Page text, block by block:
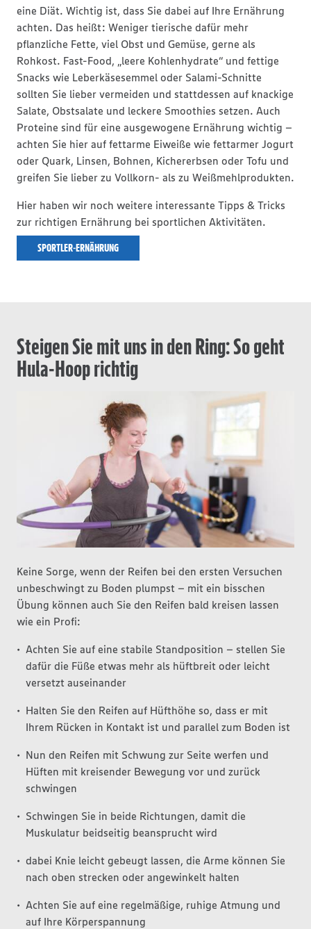
eine Diät. Wichtig ist, dass Sie dabei auf Ihre Ernährung
achten. Das heißt: Weniger tierische dafür mehr
pflanzliche Fette, viel Obst und Gemüse, gerne als
Rohkost. Fast-Food, „leere Kohlenhydrate“ und fettige
Snacks wie Leberkäsesemmel oder Salami-Schnitte
sollten Sie lieber vermeiden und stattdessen auf knackige
Salate, Obstsalate und leckere Smoothies setzen. Auch
Proteine sind für eine ausgewogene Ernährung wichtig –
achten Sie hier auf fettarme Eiweiße wie fettarmer Jogurt
oder Quark, Linsen, Bohnen, Kichererbsen oder Tofu und
greifen Sie lieber zu Vollkorn- als zu Weißmehlprodukten.
Hier haben wir noch weitere interessante Tipps & Tricks
zur richtigen Ernährung bei sportlichen Aktivitäten.
SPORTLER-ERNÄHRUNG
Steigen Sie mit uns in den Ring: So geht
Hula-Hoop richtig
Keine Sorge, wenn der Reifen bei den ersten Versuchen
unbeschwingt zu Boden plumpst – mit ein bisschen
Übung können auch Sie den Reifen bald kreisen lassen
wie ein Profi:
Achten Sie auf eine stabile Standposition – stellen Sie
dafür die Füße etwas mehr als hüftbreit oder leicht
versetzt auseinander
Halten Sie den Reifen auf Hüfthöhe so, dass er mit
Ihrem Rücken in Kontakt ist und parallel zum Boden ist
Nun den Reifen mit Schwung zur Seite werfen und
Hüften mit kreisender Bewegung vor und zurück
schwingen
Schwingen Sie in beide Richtungen, damit die
Muskulatur beidseitig beansprucht wird
dabei Knie leicht gebeugt lassen, die Arme können Sie
nach oben strecken oder angewinkelt halten
Achten Sie auf eine regelmäßige, ruhige Atmung und
auf Ihre Körperspannung